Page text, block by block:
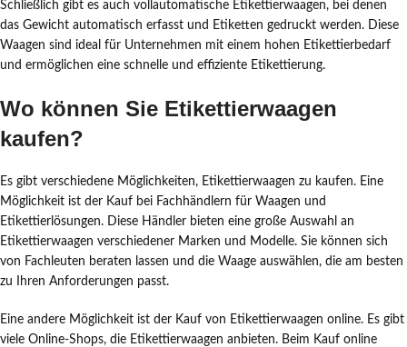
Schließlich gibt es auch vollautomatische Etikettierwaagen, bei denen
das Gewicht automatisch erfasst und Etiketten gedruckt werden. Diese
Waagen sind ideal für Unternehmen mit einem hohen Etikettierbedarf
und ermöglichen eine schnelle und effiziente Etikettierung.
Wo können Sie Etikettierwaagen
kaufen?
Es gibt verschiedene Möglichkeiten, Etikettierwaagen zu kaufen. Eine
Möglichkeit ist der Kauf bei Fachhändlern für Waagen und
Etikettierlösungen. Diese Händler bieten eine große Auswahl an
Etikettierwaagen verschiedener Marken und Modelle. Sie können sich
von Fachleuten beraten lassen und die Waage auswählen, die am besten
zu Ihren Anforderungen passt.
Eine andere Möglichkeit ist der Kauf von Etikettierwaagen online. Es gibt
viele Online-Shops, die Etikettierwaagen anbieten. Beim Kauf online